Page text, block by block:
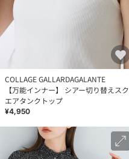
COLLAGE GALLARDAGALANTE
【万能インナー】 シアー切り替えスク
エアタンクトップ
¥4,950